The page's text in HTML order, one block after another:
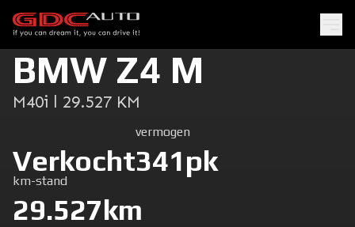
BMW Z4 M
M40i l 29.527 KM
Verkocht
vermogen
341pk
km-stand
29.527km